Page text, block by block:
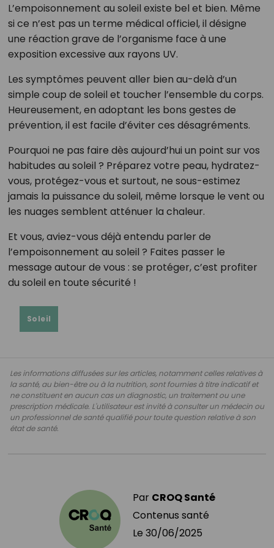
L’empoisonnement au soleil existe bel et bien. Même
si ce n’est pas un terme médical officiel, il désigne
une réaction grave de l’organisme face à une
exposition excessive aux rayons UV.
Les symptômes peuvent aller bien au-delà d’un
simple coup de soleil et toucher l’ensemble du corps.
Heureusement, en adoptant les bons gestes de
prévention, il est facile d’éviter ces désagréments.
Pourquoi ne pas faire dès aujourd’hui un point sur vos
habitudes au soleil ? Préparez votre peau, hydratez-
vous, protégez-vous et surtout, ne sous-estimez
jamais la puissance du soleil, même lorsque le vent ou
les nuages semblent atténuer la chaleur.
Et vous, aviez-vous déjà entendu parler de
l’empoisonnement au soleil ? Faites passer le
message autour de vous : se protéger, c’est profiter
du soleil en toute sécurité !
Soleil
Les informations diffusées sur les articles, notamment celles relatives à
la santé, au bien-être ou à la nutrition, sont fournies à titre indicatif et
ne constituent en aucun cas un diagnostic, un traitement ou une
prescription médicale. L'utilisateur est invité à consulter un médecin ou
un professionnel de santé qualifié pour toute question relative à son
état de santé.
Par CROQ Santé
Contenus santé
Le 30/06/2025